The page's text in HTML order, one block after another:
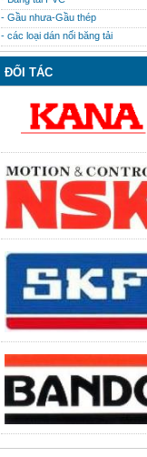
- Gầu nhưa-Gầu thép
- các loại dán nối băng tải
ĐỐI TÁC